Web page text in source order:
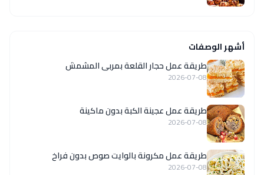
أشهر الوصفات
طريقة عمل حجار القلعة بمربى المشمش
2026-07-08
طريقة عمل عجينة الكبة بدون ماكينة
2026-07-08
طريقة عمل مكرونة بالوايت صوص بدون فراخ
2026-07-08